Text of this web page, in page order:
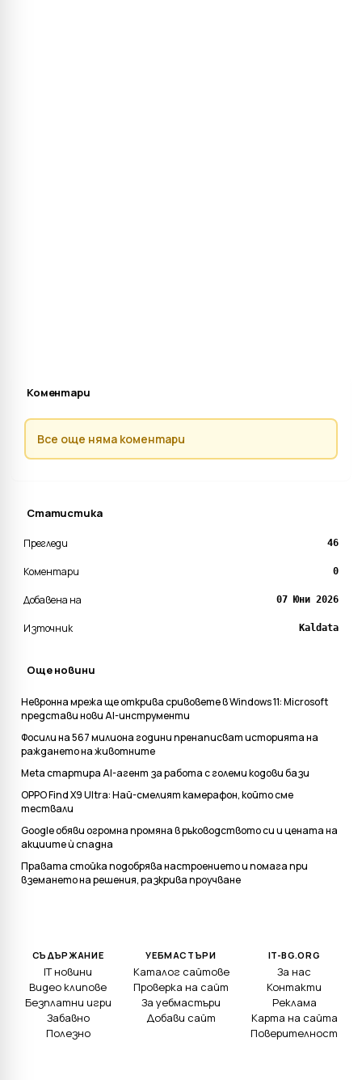
Коментари
Все още няма коментари
Статистика
Прегледи 46
Коментари 0
Добавена на 07 Юни 2026
Източник Kaldata
Още новини
Невронна мрежа ще открива сривовете в Windows 11: Microsoft
представи нови AI-инструменти
Фосили на 567 милиона години пренаписват историята на
раждането на животните
Meta стартира AI-агент за работа с големи кодови бази
OPPO Find X9 Ultra: Най-смелият камерафон, който сме
тествали
Google обяви огромна промяна в ръководството си и цената на
акциите ѝ спадна
Правата стойка подобрява настроението и помага при
вземането на решения, разкрива проучване
СЪДЪРЖАНИЕ
IT новини
Видео клипове
Безплатни игри
Забавно
Полезно
УЕБМАСТЪРИ
Каталог сайтове
Проверка на сайт
За уебмастъри
Добави сайт
IT-BG.ORG
За нас
Контакти
Реклама
Карта на сайта
Поверителност